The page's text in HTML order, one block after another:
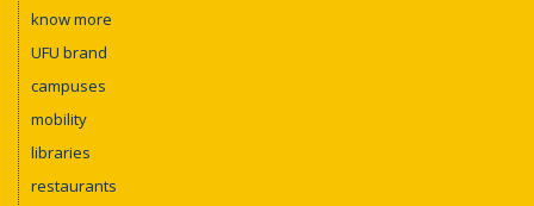
know more
UFU brand
campuses
mobility
libraries
restaurants